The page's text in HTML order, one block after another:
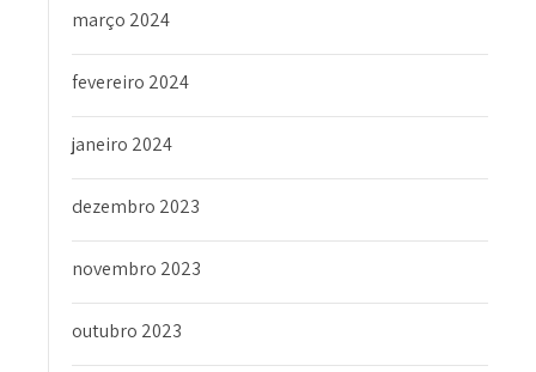
março 2024
fevereiro 2024
janeiro 2024
dezembro 2023
novembro 2023
outubro 2023